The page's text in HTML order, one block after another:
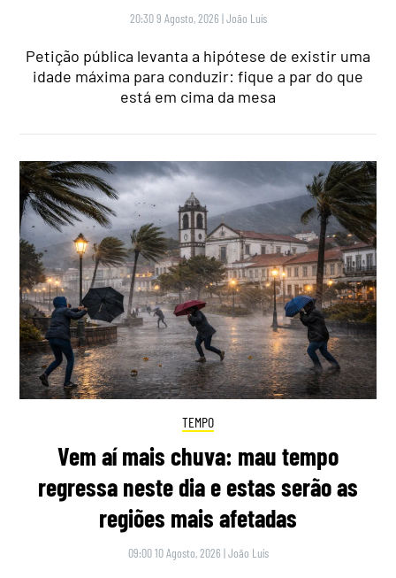
20:30 9 Agosto, 2026 |João Luís
Petição pública levanta a hipótese de existir uma
idade máxima para conduzir: fique a par do que
está em cima da mesa
TEMPO
Vem aí mais chuva: mau tempo
regressa neste dia e estas serão as
regiões mais afetadas
09:00 10 Agosto, 2026 |João Luís